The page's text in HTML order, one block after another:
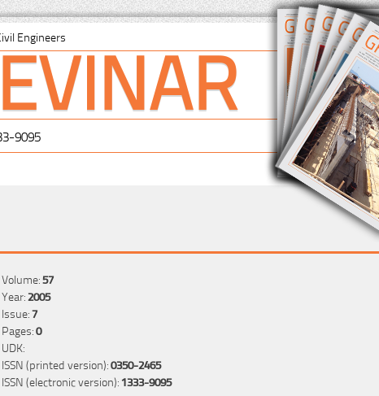
Engineers
9095
Volume:57
Year:2005
Issue:7
Pages:0
UDK:
ISSN (printed version):0350-2465
ISSN (electronic version):1333-9095